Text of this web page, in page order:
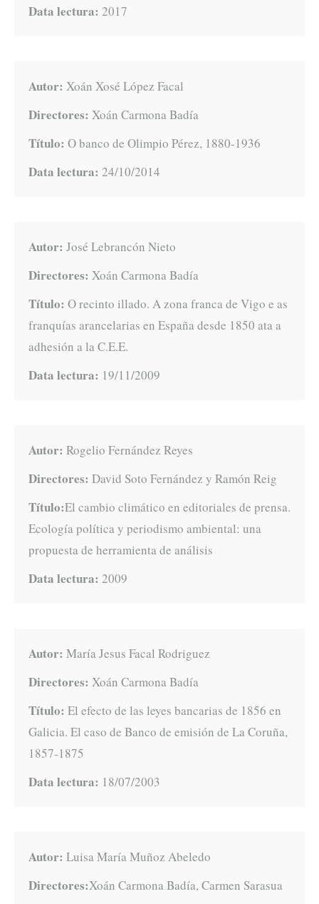
Data lectura: 2017
Autor: Xoán Xosé López Facal
Directores: Xoán Carmona Badía
Título: O banco de Olimpio Pérez, 1880-1936
Data lectura: 24/10/2014
Autor: José Lebrancón Nieto
Directores: Xoán Carmona Badía
Título: O recinto illado. A zona franca de Vigo e as
franquías arancelarias en España desde 1850 ata a
adhesión a la C.E.E.
Data lectura: 19/11/2009
Autor: Rogelio Fernández Reyes
Directores: David Soto Fernández y Ramón Reig
Título:El cambio climático en editoriales de prensa.
Ecología política y periodismo ambiental: una
propuesta de herramienta de análisis
Data lectura: 2009
Autor: María Jesus Facal Rodriguez
Directores: Xoán Carmona Badía
Título: El efecto de las leyes bancarias de 1856 en
Galicia. El caso de Banco de emisión de La Coruña,
1857-1875
Data lectura: 18/07/2003
Autor: Luisa María Muñoz Abeledo
Directores:Xoán Carmona Badía, Carmen Sarasua